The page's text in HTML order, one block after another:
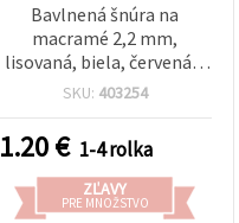
Bavlnená šnúra na
macramé 2,2 mm,
lisovaná, biela, červená a
zelená, 3×4 pramene, cca
SKU: 403254
1.20€ 1-4 rolka
ZĽAVY
PRE MNOŽSTVO